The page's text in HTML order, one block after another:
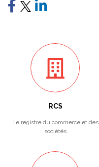
RCS
Le registre du commerce et des
sociétés